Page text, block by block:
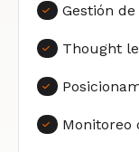
Gestión
Thought
Monitoreo